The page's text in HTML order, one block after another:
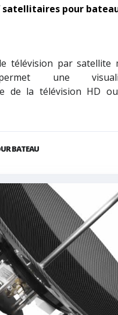
satellitaires pour
télévision par satellite
une
de la télévision HD
BATEAU